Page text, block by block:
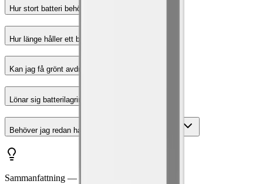
Hur stort batteri behöver jag?
Hur länge håller ett batteri?
Kan jag få grönt avdrag på batterilagring?
Lönar sig batterilagring 2026?
Behöver jag redan ha solceller för att köpa batteri?
Sammanfattning — vilket batteri ska du välja?